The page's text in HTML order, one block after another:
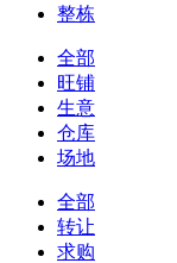
整栋
全部
旺铺
生意
仓库
场地
全部
转让
求购